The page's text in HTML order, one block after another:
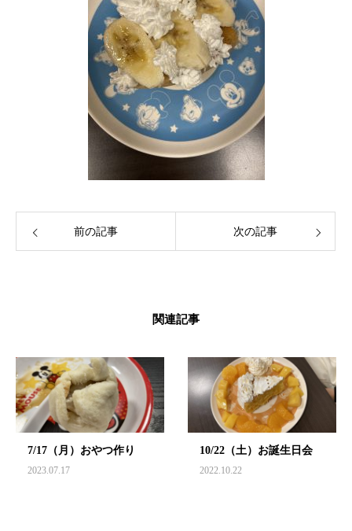
前の記事 次の記事
関連記事
7/17（月）おやつ作り
2023.07.17
10/22（土）お誕生日会
2022.10.22